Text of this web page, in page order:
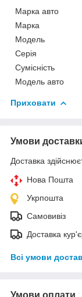
Марка авто
Марка
Модель
Серія
Сумісність
Модель авто
Приховати
Умови
Доставка
Нова Пошта
Укрпошта
Самовивіз
Доставка
Всі умови
Умови оплати